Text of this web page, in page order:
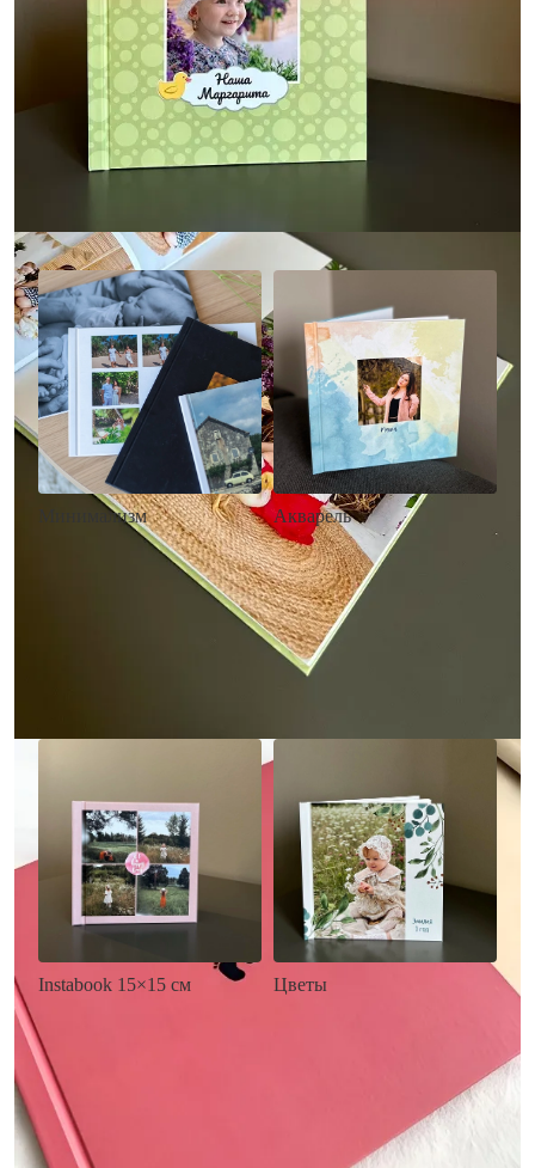
Другие стили фотокниг
Минимализм
• Загрузка фото и текста
Акварель
• Декор в стиле
акварельных красок
• Выбор цвета фона
• Загрузка фото и текста
Заказать
Instabook 15×15 см
• Выбор цвета фона
• Загрузка фото и текста
Заказать
Цветы